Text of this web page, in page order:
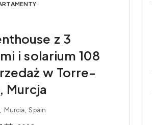
z 3
i solarium 108
w Torre-
Murcja
Murcia, Spain